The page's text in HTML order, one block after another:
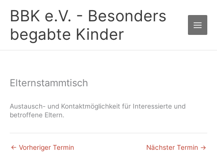
Inhalt
springen
BBK e.V. - Besonders
begabte Kinder
Elternstammtisch
Austausch- und Kontaktmöglichkeit für Interessierte und
betroffene Eltern.
← Vorheriger Termin Nächster Termin →